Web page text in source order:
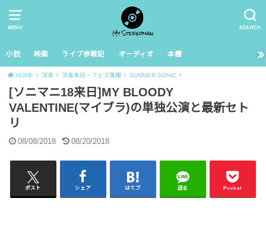
MENU SEARCH
小説 映画 ライブ参戦記 オーディオ 本棚
HOME 洋楽 洋楽来日・フェス情報 SUMMER SONIC
[ソニマニ18来日]MY BLOODY
VALENTINE(マイブラ)の単独公演と最新セト
リ
08/08/2018 08/20/2018
ポスト シェア はてブ 送る Pocket